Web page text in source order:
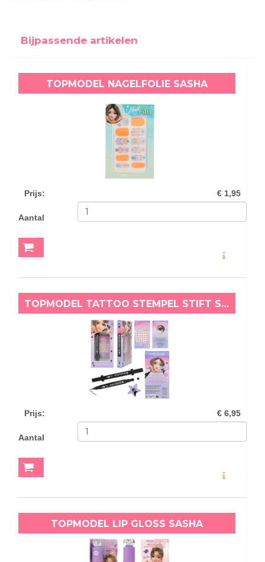
Bijpassende artikelen
TOPMODEL NAGELFOLIE SASHA
Prijs: € 1,95
Aantal
TOPMODEL TATTOO STEMPEL STIFT SASHA
Prijs: € 6,95
Aantal
TOPMODEL LIP GLOSS SASHA